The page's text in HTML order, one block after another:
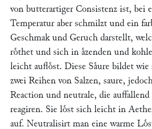
von butterartiger Consistenz ist, bei
Temperatur aber schmilzt und ein
Geschmak und Geruch darstellt,
roͤthet und sich in aͤzenden und
leicht aufloͤst. Diese Saͤure bildet wie
zwei Reihen von Salzen, saure,
Reaction und neutrale, die auffallend
reagiren. Sie loͤst sich leicht in
auf. Neutralisirt man eine warme